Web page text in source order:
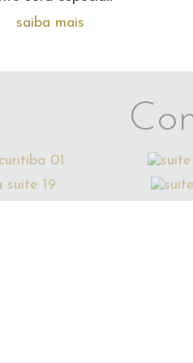
saiba mais